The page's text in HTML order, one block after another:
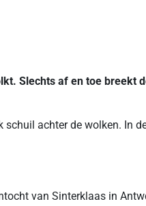
Slechts af en toe breekt
achter de wolken. In
van Sinterklaas in